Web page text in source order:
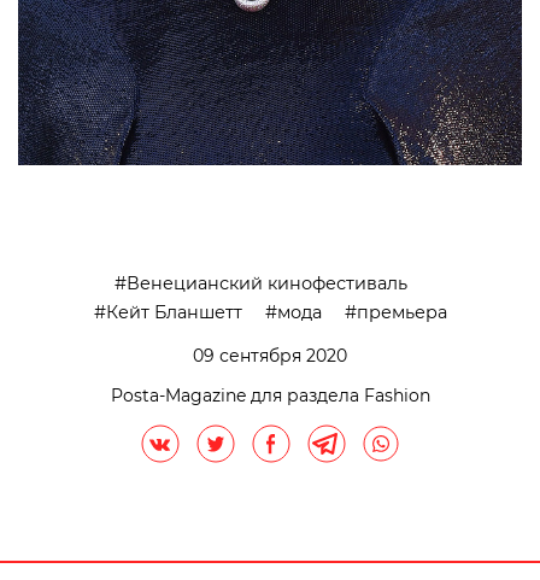
Венецианский кинофестиваль
Кейт Бланшетт
мода
премьера
09 сентября 2020
Posta-Magazine для раздела Fashion